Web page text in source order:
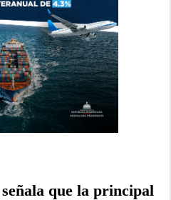
que la principal